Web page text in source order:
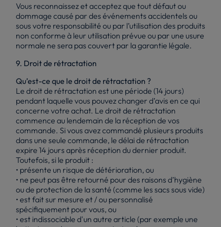
Vous reconnaissez et acceptez que tout défaut ou
dommage causé par des événements accidentels ou
sous votre responsabilité ou par l’utilisation des produits
non conforme à leur utilisation prévue ou par une usure
normale ne sera pas couvert par la garantie légale.
9. Droit de rétractation
Qu’est-ce que le droit de rétractation ?
Le droit de rétractation est une période (14 jours)
pendant laquelle vous pouvez changer d’avis en ce qui
concerne votre achat. Le droit de rétractation
commence au lendemain de la réception de vos
commande. Si vous avez commandé plusieurs produits
dans une seule commande, le délai de rétractation
expire 14 jours après réception du dernier produit.
Toutefois, si le produit :
• présente un risque de détérioration, ou
• ne peut pas être retourné pour des raisons d’hygiène
ou de protection de la santé (comme les sacs sous vide)
• est fait sur mesure et / ou personnalisé
spécifiquement pour vous, ou
• est indissociable d'un autre article (par exemple une